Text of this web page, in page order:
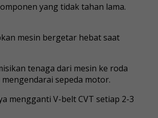
yang tidak tahan lama.
mesin bergetar hebat saat
tenaga dari mesin ke roda
sepeda motor.
mengganti V-belt CVT setiap 2-3